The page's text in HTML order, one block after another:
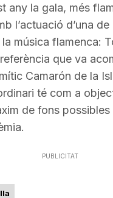
any la gala, més
l’actuació d’una
música flamenca:
que va
Camarón de la
té com a
de fons possibles
PUBLICITAT